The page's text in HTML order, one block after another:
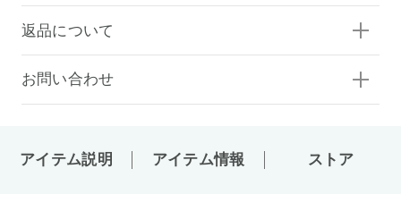
返品について
お問い合わせ
アイテム説明 アイテム情報 ストア